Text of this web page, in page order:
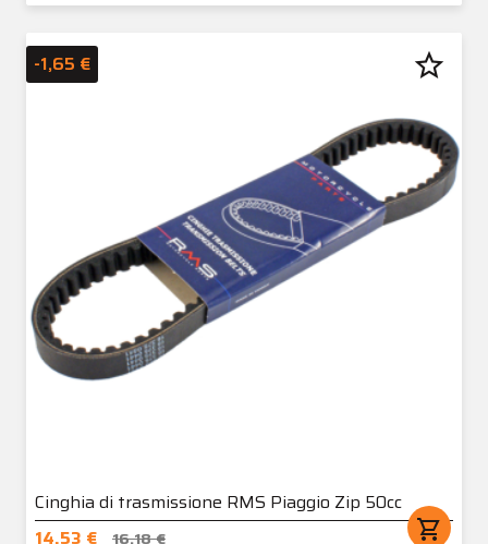
Cinghia di trasmissione RMS Piaggio Zip 50cc
14,53 €
16,18 € shopping_cart
-1,65 € star_border